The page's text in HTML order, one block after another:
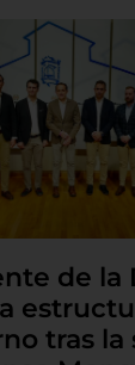
de la
tras la